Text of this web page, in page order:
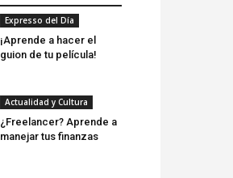
Expresso del Día
¡Aprende a hacer el
guion de tu película!
Actualidad y Cultura
¿Freelancer? Aprende a
manejar tus finanzas